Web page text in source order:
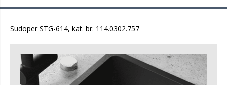
Sudoper STG-614, kat. br. 114.0302.757